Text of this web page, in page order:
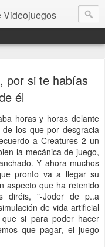
Videojuegos
por si te habías
él
horas y horas delante
los que por desgracia
a Creatures 2 un
la mecánica de juego,
Y ahora muchos
pronto va a llegar su
aspecto que ha retenido
diréis, "-Joder de p..a
de vida artificial
si para poder hacer
que pagar, el juego